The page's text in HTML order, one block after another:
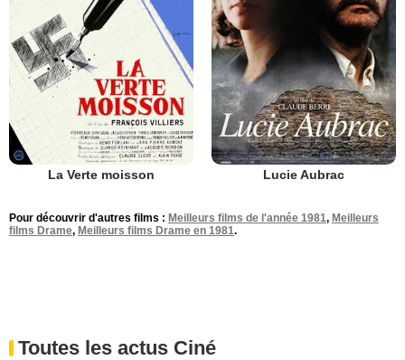
La Verte moisson Lucie Aubrac
Pour découvrir d'autres films : Meilleurs films de l'année 1981, Meilleurs
films Drame, Meilleurs films Drame en 1981.
Toutes les actus Ciné